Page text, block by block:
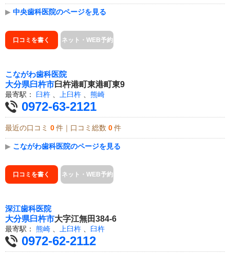
▶ 中央歯科医院のページを見る
口コミを書く ネット・WEB予約
こながわ歯科医院
大分県臼杵市臼杵港町東港町東9
最寄駅： 臼杵 上臼杵 熊崎
0972-63-2121
最近の口コミ 0 件｜口コミ総数 0 件
▶ こながわ歯科医院のページを見る
口コミを書く ネット・WEB予約
深江歯科医院
大分県臼杵市大字江無田384-6
最寄駅： 熊崎 上臼杵 臼杵
0972-62-2112